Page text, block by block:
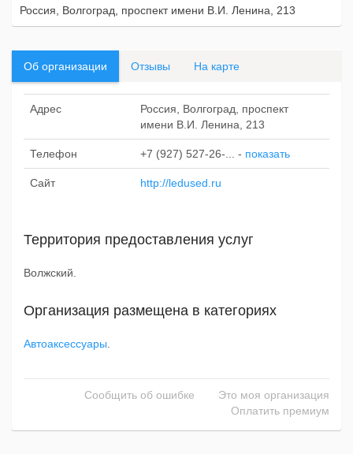
Россия, Волгоград, проспект имени В.И. Ленина, 213
Об организации Отзывы На карте
Адрес
Россия, Волгоград, проспект
имени В.И. Ленина, 213
Телефон +7 (927) 527-26-... - показать
Сайт http://ledused.ru
Территория предоставления услуг
Волжский.
Организация размещена в категориях
Автоаксессуары
Сообщить об ошибке
Это моя организация
Оплатить премиум